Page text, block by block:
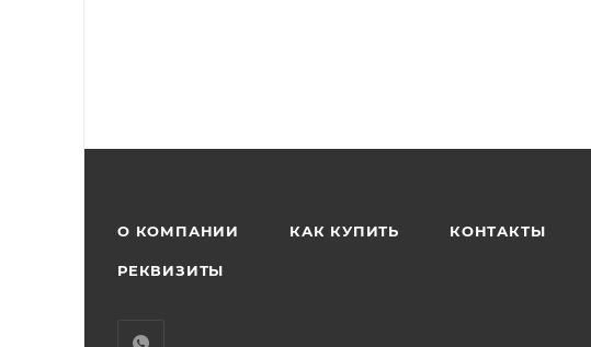
О КОМПАНИИ КАК КУПИТЬ КОНТАКТЫ
РЕКВИЗИТЫ